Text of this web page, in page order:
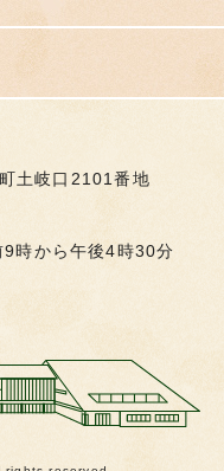
土岐口2101番地
時から午後4時30分